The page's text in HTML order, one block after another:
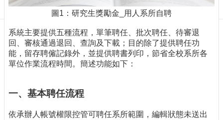
新
關
於
我
出
刊
圖1：研究生獎勵金_用人系所自聘
系統主要提供五種流程，單筆聘任、批次聘任、待審退
回、審核通過退回、查詢及下載；目的除了提供聘任功
能，留存聘僱記錄外，並提供聘書列印，節省全校系所各
單位作業流程時間。簡述功能如下：
一、基本聘任流程
依承辦人帳號權限控管可聘任系所範圍，編輯狀態未送出